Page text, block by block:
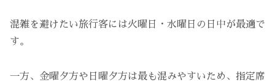
混雑を避けたい旅行客には火曜日・水曜日の日中が最適で
す。
一方、金曜夕方や日曜夕方は最も混みやすいため、指定席